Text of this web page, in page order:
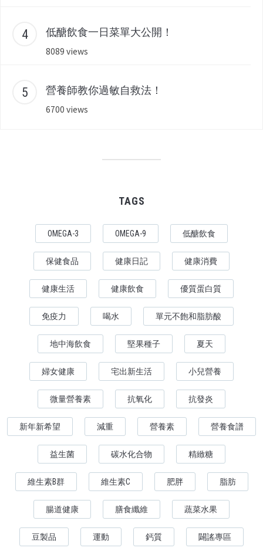
低醣飲食一日菜單大公開！
8089 views
營養師教你過敏自救法！
6700 views
TAGS
OMEGA-3 OMEGA-9 低醣飲食
保健食品 健康日記 健康消費
健康生活 健康飲食 優質蛋白質
免疫力 喝水 單元不飽和脂肪酸
地中海飲食 堅果種子 夏天
婦女健康 宅出新生活 小兒營養
微量營養素 抗氧化 抗發炎
新年新希望 減重 營養素 營養食譜
益生菌 碳水化合物 精緻糖
維生素B群 維生素C 肥胖 脂肪
腸道健康 膳食纖維 蔬菜水果
豆製品 運動 鈣質 闢謠專區